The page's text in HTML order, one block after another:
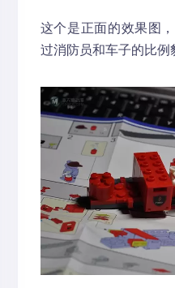
这个是正面的效果图
过消防员和车子的比例